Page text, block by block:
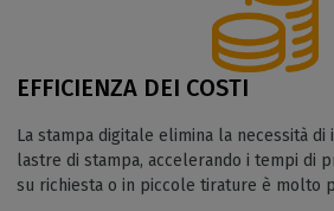
EFFICIENZA DEI COSTI
La stampa digitale elimina la necessità
lastre di stampa, accelerando i tempi di
su richiesta o in piccole tirature è molto